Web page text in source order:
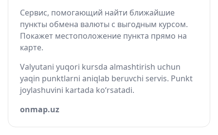
Сервис, помогающий найти ближайшие
пункты обмена валюты с выгодным курсом.
Покажет местоположение пункта прямо на
карте.
Valyutani yuqori kursda almashtirish uchun
yaqin punktlarni aniqlab beruvchi servis. Punkt
joylashuvini kartada ko‘rsatadi.
onmap.uz